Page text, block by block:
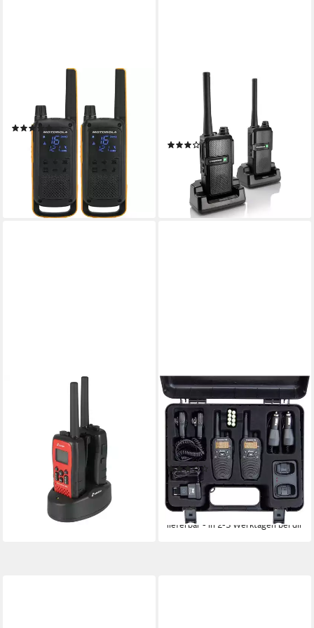
Funkgerät TALKABOUT T82
Extreme
(2)
ab 97,75 € UVP 119,99 €
-19%
lieferbar - in 2-3 Werktagen bei dir
ALBRECHT
Funkgerät Tectalk Worker 3
Koffer 2er Kofferset
Handwerk
(2)
115,01 € UVP129,90 €
mtl. in 12 Raten
lieferbar - in 2-3 Werktagen bei dir
Funkgerät freecomm 850 2er
UVP119,99 €
mtl. in 12 Raten
lieferbar - in 2-3 Werktagen bei dir
STABO
Funkgerät Stabo freecomm
700 Funkkoffer mit
Reichweite und Radio.,
(Funkkoffer)
(2)
ab 127,60 € UVP154,99 €
11,65 € mtl. in 12 Raten
-18%
lieferbar - in 2-3 Werktagen bei dir